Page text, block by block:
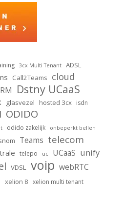
3cx Multi Tenant ADSL
Call2Teams cloud
Dstny UCaaS
glasvezel hosted 3cx isdn
ODIDO
odido zakelijk onbeperkt bellen
Teams telecom
telepo uc UCaaS unify
VDSL voip webRTC
xelion 8 xelion multi tenant